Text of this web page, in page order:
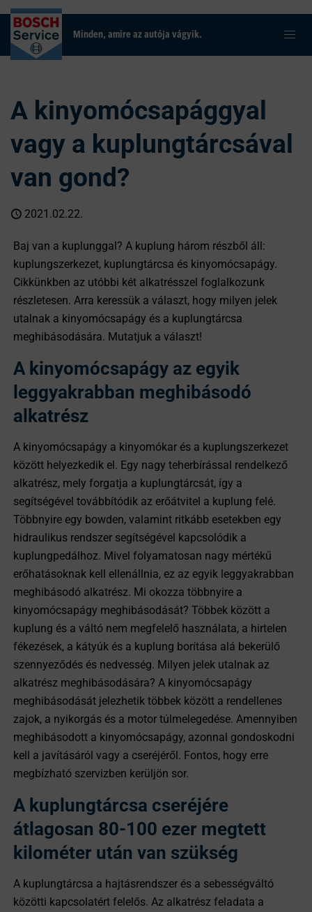
Minden, amire az autója vágyik.
A kinyomócsapággyal
vagy a kuplungtárcsával
van gond?
2021.02.22.
Baj van a kuplunggal? A kuplung három részből áll:
kuplungszerkezet, kuplungtárcsa és kinyomócsapágy.
Cikkünkben az utóbbi két alkatrésszel foglalkozunk
részletesen. Arra keressük a választ, hogy milyen jelek
utalnak a kinyomócsapágy és a kuplungtárcsa
meghibásodására. Mutatjuk a választ!
A kinyomócsapágy az egyik
leggyakrabban meghibásodó
alkatrész
A kinyomócsapágy a kinyomókar és a kuplungszerkezet
között helyezkedik el. Egy nagy teherbírással rendelkező
alkatrész, mely forgatja a kuplungtárcsát, így a
segítségével továbbítódik az erőátvitel a kuplung felé.
Többnyire egy bowden, valamint ritkább esetekben egy
hidraulikus rendszer segítségével kapcsolódik a
kuplungpedálhoz. Mivel folyamatosan nagy mértékű
erőhatásoknak kell ellenállnia, ez az egyik leggyakrabban
meghibásodó alkatrész. Mi okozza többnyire a
kinyomócsapágy meghibásodását? Többek között a
kuplung és a váltó nem megfelelő használata, a hirtelen
fékezések, a kátyúk és a kuplung borítása alá bekerülő
szennyeződés és nedvesség. Milyen jelek utalnak az
alkatrész meghibásodására? A kinyomócsapágy
meghibásodását jelezhetik többek között a rendellenes
zajok, a nyikorgás és a motor túlmelegedése. Amennyiben
meghibásodott a kinyomócsapágy, azonnal gondoskodni
kell a javításáról vagy a cseréjéről. Fontos, hogy erre
megbízható szervizben kerüljön sor.
A kuplungtárcsa cseréjére
átlagosan 80-100 ezer megtett
kilométer után van szükség
A kuplungtárcsa a hajtásrendszer és a sebességváltó
közötti kapcsolatért felelős. Az alkatrész feladata a